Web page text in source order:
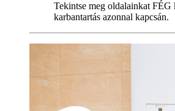
Tekintse meg oldalainkat FÉG
karbantartás azonnal kapcsán.